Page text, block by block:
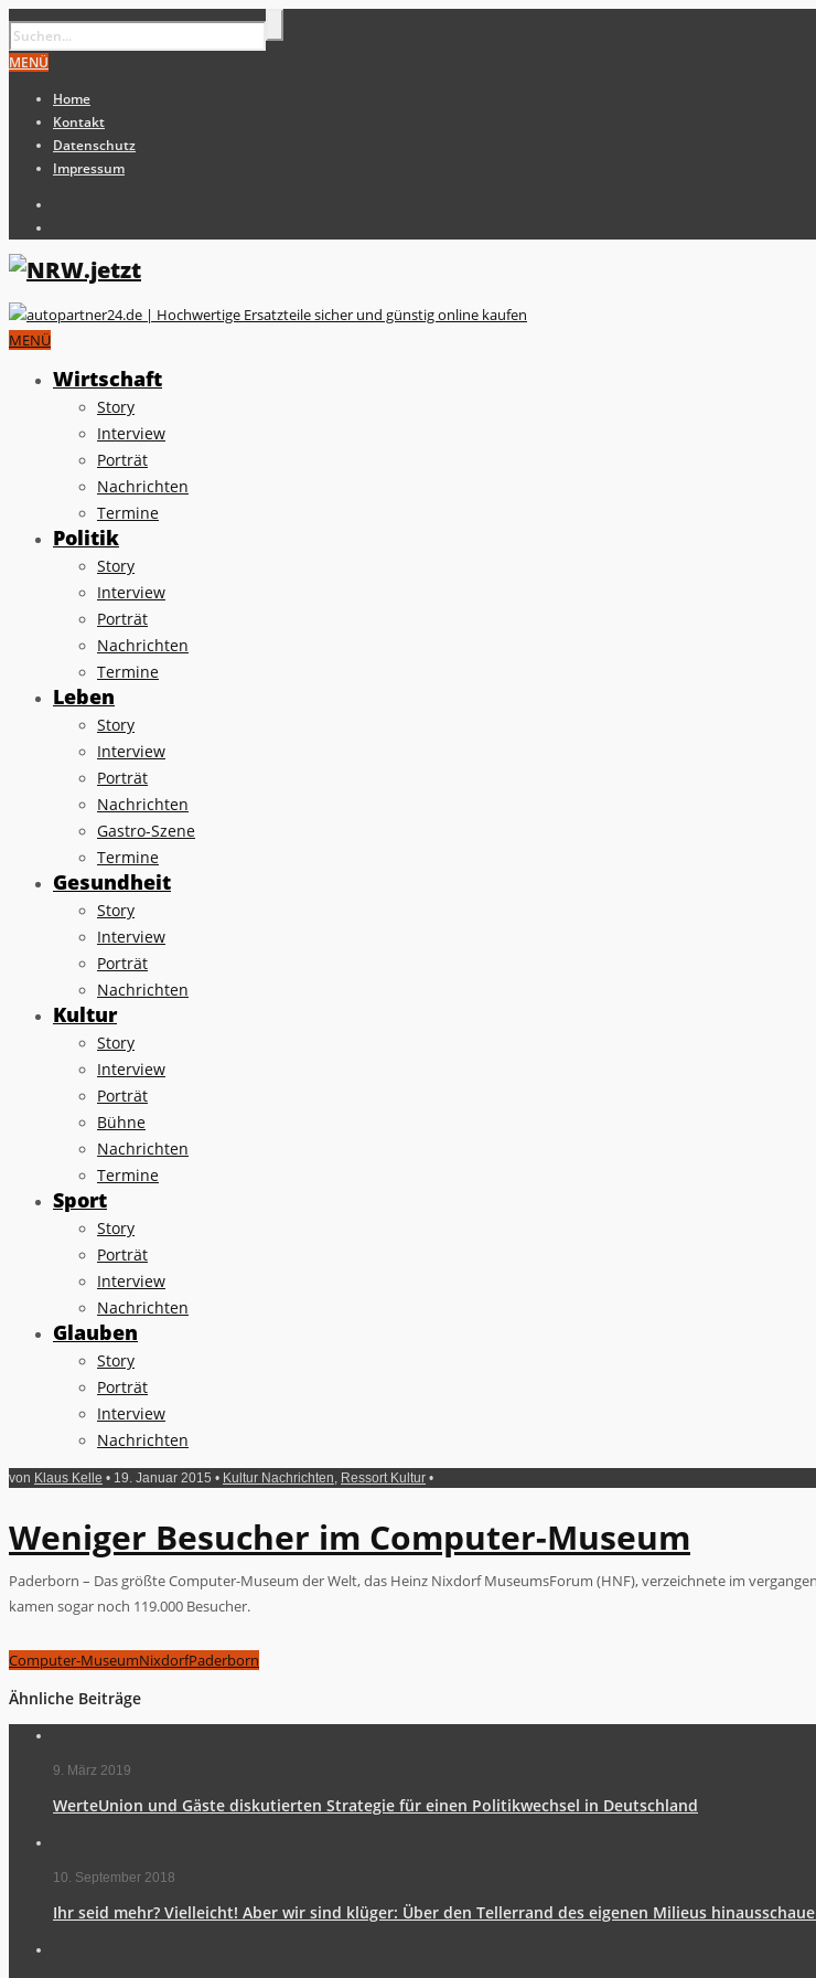
MENÜ
Home
Kontakt
Datenschutz
Impressum
MENÜ
Wirtschaft
Story
Interview
Porträt
Nachrichten
Termine
Politik
Story
Interview
Porträt
Nachrichten
Termine
Leben
Story
Interview
Porträt
Nachrichten
Gastro-Szene
Termine
Gesundheit
Story
Interview
Porträt
Nachrichten
Kultur
Story
Interview
Porträt
Bühne
Nachrichten
Termine
Sport
Story
Porträt
Interview
Nachrichten
Glauben
Story
Porträt
Interview
Nachrichten
von Klaus Kelle • 19. Januar 2015 • Kultur Nachrichten Ressort Kultur •
Weniger Besucher im Computer-Museum
Paderborn – Das größte Computer-Museum der Welt, das Heinz Nixdorf MuseumsForum (HNF), verzeichnete im
kamen sogar noch 119.000 Besucher.
Computer-MuseumNixdorfPaderborn
Ähnliche Beiträge
9. März 2019
WerteUnion und Gäste diskutierten Strategie für einen Politikwechsel in Deutschland
10. September 2018
Ihr seid mehr? Vielleicht! Aber wir sind klüger: Über den Tellerrand des eigenen Milieus